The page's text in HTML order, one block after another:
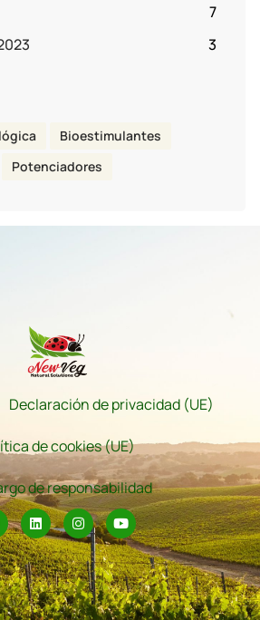
7
3
Bioestimulantes
Potenciadores
Declaración de privacidad (UE)
de cookies (UE)
de responsabilidad